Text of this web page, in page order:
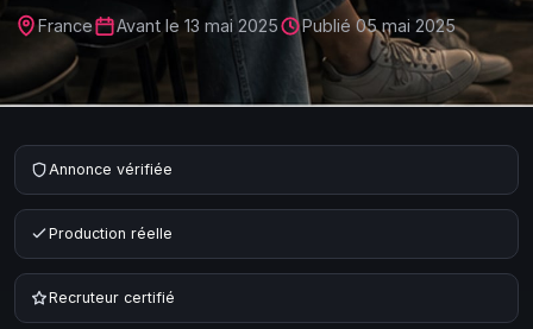
France Avant le 13 mai 2025 Publié05 mai 2025
Annonce vérifiée
Production réelle
Recruteur certifié